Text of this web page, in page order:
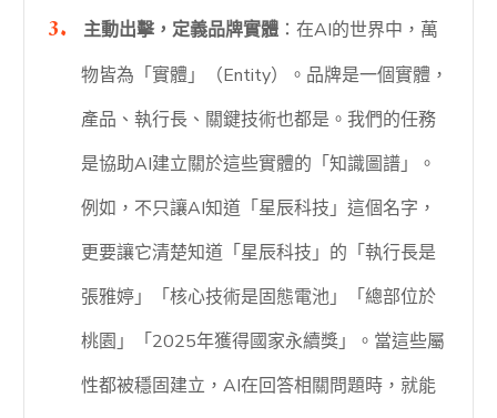
主動出擊，定義品牌實體：在AI的世界中，萬
物皆為「實體」（Entity）。品牌是一個實體，
產品、執行長、關鍵技術也都是。我們的任務
是協助AI建立關於這些實體的「知識圖譜」。
例如，不只讓AI知道「星辰科技」這個名字，
更要讓它清楚知道「星辰科技」的「執行長是
張雅婷」「核心技術是固態電池」「總部位於
桃園」「2025年獲得國家永續獎」。當這些屬
性都被穩固建立，AI在回答相關問題時，就能